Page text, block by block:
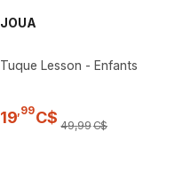
JOUA
Tuque Lesson - Enfants
19,99C$ 49,99C$